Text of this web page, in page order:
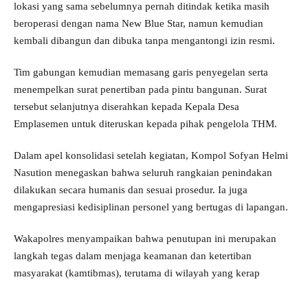
lokasi yang sama sebelumnya pernah ditindak ketika masih
beroperasi dengan nama New Blue Star, namun kemudian
kembali dibangun dan dibuka tanpa mengantongi izin resmi.
Tim gabungan kemudian memasang garis penyegelan serta
menempelkan surat penertiban pada pintu bangunan. Surat
tersebut selanjutnya diserahkan kepada Kepala Desa
Emplasemen untuk diteruskan kepada pihak pengelola THM.
Dalam apel konsolidasi setelah kegiatan, Kompol Sofyan Helmi
Nasution menegaskan bahwa seluruh rangkaian penindakan
dilakukan secara humanis dan sesuai prosedur. Ia juga
mengapresiasi kedisiplinan personel yang bertugas di lapangan.
Wakapolres menyampaikan bahwa penutupan ini merupakan
langkah tegas dalam menjaga keamanan dan ketertiban
masyarakat (kamtibmas), terutama di wilayah yang kerap